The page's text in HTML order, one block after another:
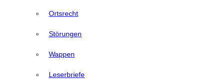
Ortsrecht
Störungen
Wappen
Leserbriefe